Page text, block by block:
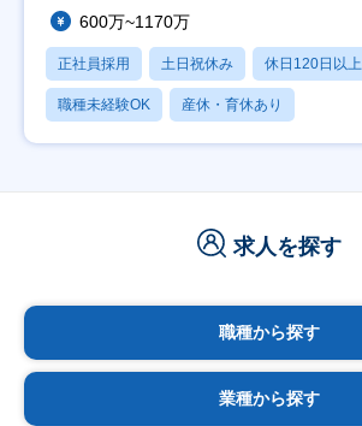
600万~1170万
正社員採用 土日祝休み 休日120日以上
職種未経験OK 産休・育休あり
求人を探す
職種から探す
業種から探す